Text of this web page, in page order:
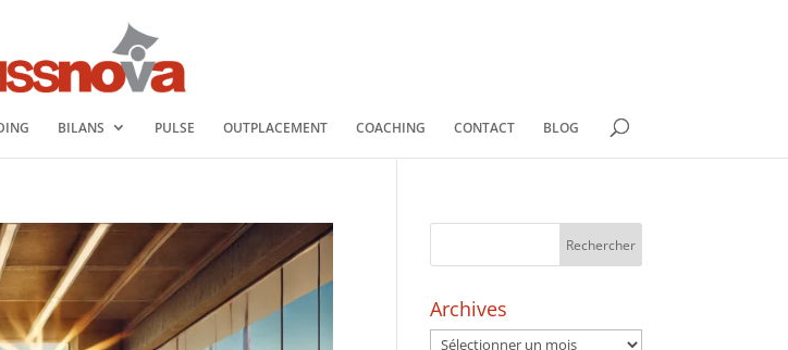
BILANS PULSE OUTPLACEMENT COACHING CONTACT BLOG
Archives